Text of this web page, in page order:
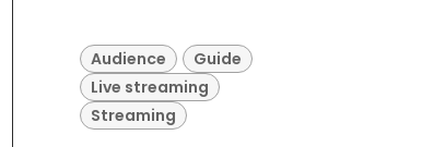
Audience
Guide
Live streaming
Streaming